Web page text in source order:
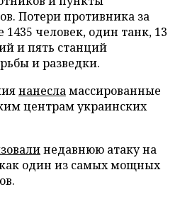
Потери противника за
1435 человек, один танк, 13
и пять станций
и разведки.
нанесламассированные
центрам украинских
недавнюю атаку на
один из самых мощных